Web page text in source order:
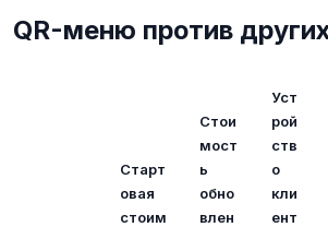
QR-меню против
Старт
овая
стоим
Стои
мост
ь
обно
влен
Уст
рой
ств
о
кли
ент